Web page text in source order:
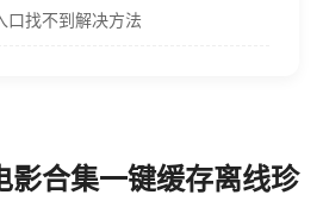
口找不到解决方法
影合集一键缓存离线珍